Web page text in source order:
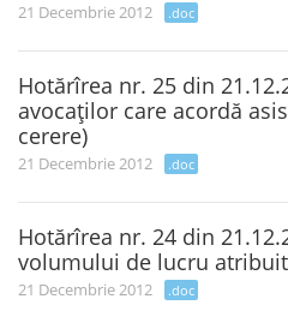
21 Decembrie 2012 .doc
Hotărîrea nr. 25 din
avocaţilor care acordă
cerere)
21 Decembrie 2012 .doc
Hotărîrea nr. 24 din
volumului de lucru
21 Decembrie 2012 .doc